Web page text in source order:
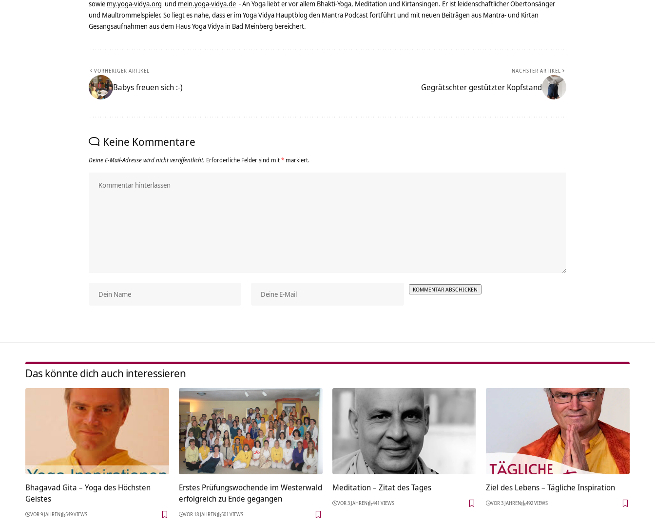
sowie my.yoga-vidya.org und mein.yoga-vidya.de - An Yoga liebt er vor allem Bhakti-Yoga, Meditation und Kirtansingen. Er ist leidenschaftlicher Obertonsänger
und Maultrommelspieler. So liegt es nahe, dass er im Yoga Vidya Hauptblog den Mantra Podcast fortführt und mit neuen Beiträgen aus Mantra- und Kirtan
Gesangsaufnahmen aus dem Haus Yoga Vidya in Bad Meinberg bereichert.
VORHERIGER ARTIKEL
Babys freuen sich :-)
NÄCHSTER ARTIKEL
Gegrätschter gestützter Kopfstand
Keine Kommentare
Deine E-Mail-Adresse wird nicht veröffentlicht. Erforderliche Felder sind mit* markiert.
Das könnte dich auch interessieren
Bhagavad Gita – Yoga des Höchsten
Geistes
VOR 9 JAHREN 549 VIEWS
Erstes Prüfungswochende im Westerwald
erfolgreich zu Ende gegangen
VOR 18 JAHREN 501 VIEWS
Meditation – Zitat des Tages
VOR 3 JAHREN 441 VIEWS
Ziel des Lebens – Tägliche Inspiration
VOR 3 JAHREN 492 VIEWS